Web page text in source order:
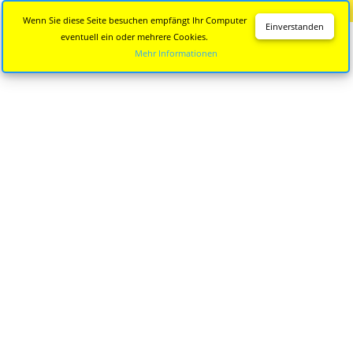
Einverstanden
Wenn Sie diese Seite besuchen empfängt Ihr Computer
eventuell ein oder mehrere Cookies.
Mehr Informationen